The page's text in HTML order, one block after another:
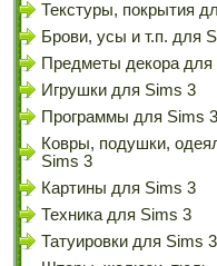
Текстуры, покрытия
Брови, усы и т.п. для
Предметы декора для
Игрушки для Sims 3
Программы для Sims 3
Ковры, подушки,
Sims 3
Картины для Sims 3
Техника для Sims 3
Татуировки для Sims 3